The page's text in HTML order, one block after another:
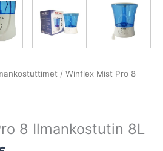
/ Winflex Mist Pro 8
8 Ilmankostutin 8L